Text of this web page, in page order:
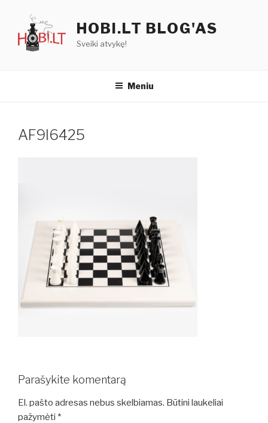
turinio
HOBI.LT BLOG'AS
Sveiki atvykę!
Meniu
AF9I6425
Parašykite komentarą
El. pašto adresas nebus skelbiamas. Būtini laukeliai
pažymėti *